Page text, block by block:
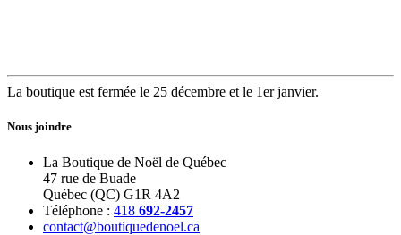
La boutique est fermée le 25 décembre et le 1er janvier.
Nous joindre
La Boutique de Noël de Québec
47 rue de Buade
Québec (QC) G1R 4A2
Téléphone : 418 692-2457
contact@boutiquedenoel.ca